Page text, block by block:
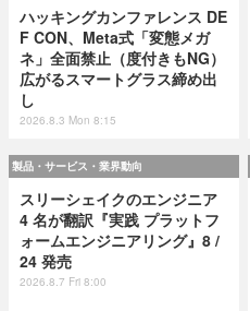
ハッキングカンファレンス DE
F CON、Meta式「変態メガ
ネ」全面禁止（度付きもNG）
広がるスマートグラス締め出
し
2026.8.3 Mon 8:15
製品・サービス・業界動向
スリーシェイクのエンジニア
4 名が翻訳『実践 プラットフ
ォームエンジニアリング』8 /
24 発売
2026.8.7 Fri 8:00